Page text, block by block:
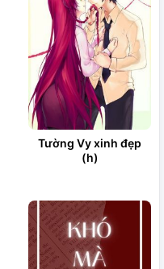
Tường Vy xinh đẹp
(h)